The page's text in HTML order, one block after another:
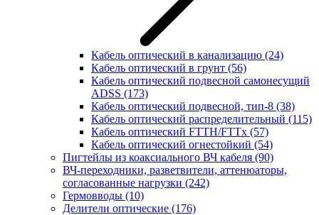
Кабель оптический в канализацию (24)
Кабель оптический в грунт (56)
Кабель оптический подвесной самонесущий
ADSS (173)
Кабель оптический подвесной, тип-8 (38)
Кабель оптический распределительный (115)
Кабель оптический FTTH/FTTx (57)
Кабель оптический огнестойкий (54)
Пигтейлы из коаксиального ВЧ кабеля (90)
ВЧ-переходники, разветвители, аттенюаторы,
согласованные нагрузки (242)
Гермовводы (10)
Делители оптические (176)